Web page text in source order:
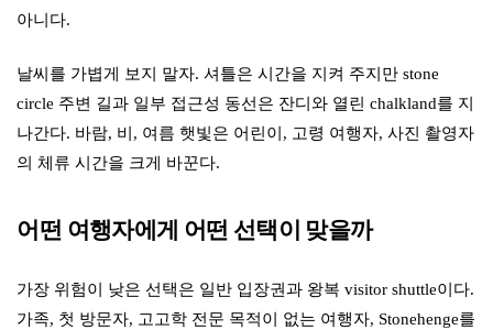
아니다.
날씨를 가볍게 보지 말자. 셔틀은 시간을 지켜 주지만 stone
circle 주변 길과 일부 접근성 동선은 잔디와 열린 chalkland를 지
나간다. 바람, 비, 여름 햇빛은 어린이, 고령 여행자, 사진 촬영자
의 체류 시간을 크게 바꾼다.
어떤 여행자에게 어떤 선택이 맞을까
가장 위험이 낮은 선택은 일반 입장권과 왕복 visitor shuttle이다.
가족, 첫 방문자, 고고학 전문 목적이 없는 여행자, Stonehenge를